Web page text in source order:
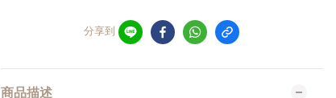
分享到
商品描述